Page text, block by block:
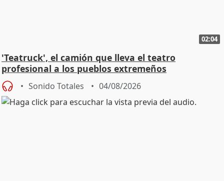
02:04
'Teatruck', el camión que lleva el teatro
profesional a los pueblos extremeños
Sonido Totales 04/08/2026